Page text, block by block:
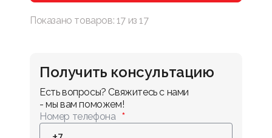
Показано товаров: 17 из17
Получить консультацию
Есть вопросы? Свяжитесь с нами
- мы вам поможем!
Номер телефона